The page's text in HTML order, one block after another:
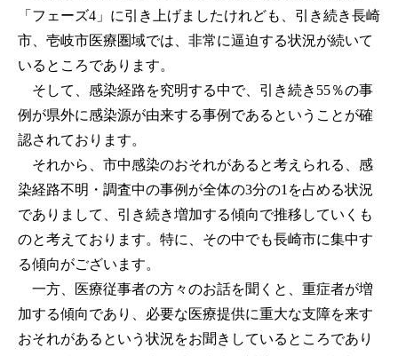
「フェーズ4」に引き上げましたけれども、引き続き長崎
市、壱岐市医療圏域では、非常に逼迫する状況が続いて
いるところであります。
そして、感染経路を究明する中で、引き続き55％の事
例が県外に感染源が由来する事例であるということが確
認されております。
それから、市中感染のおそれがあると考えられる、感
染経路不明・調査中の事例が全体の3分の1を占める状況
でありまして、引き続き増加する傾向で推移していくも
のと考えております。特に、その中でも長崎市に集中す
る傾向がございます。
一方、医療従事者の方々のお話を聞くと、重症者が増
加する傾向であり、必要な医療提供に重大な支障を来す
おそれがあるという状況をお聞きしているところであり